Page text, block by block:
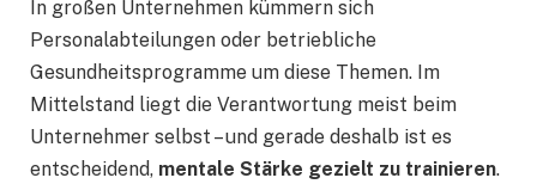
In großen Unternehmen kümmern sich
Personalabteilungen oder betriebliche
Gesundheitsprogramme um diese Themen. Im
Mittelstand liegt die Verantwortung meist beim
Unternehmer selbst – und gerade deshalb ist es
entscheidend, mentale Stärke gezielt zu trainieren.